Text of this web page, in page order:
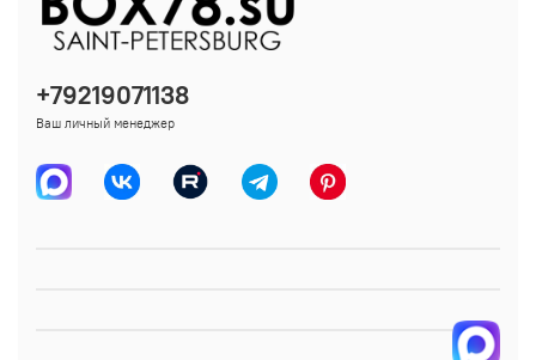
+79219071138
Ваш личный менеджер